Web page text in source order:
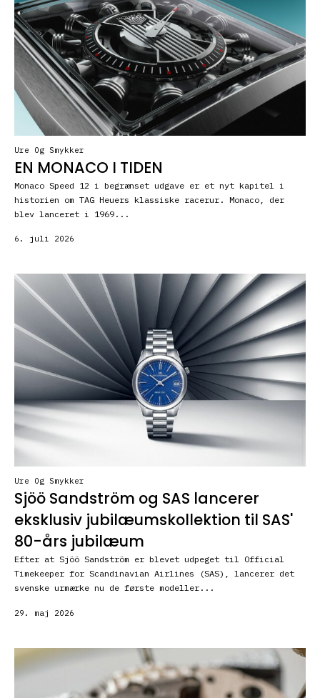
Ure Og Smykker
EN MONACO I TIDEN
Monaco Speed 12 i begrænset udgave er et nyt kapitel i
historien om TAG Heuers klassiske racerur. Monaco, der
blev lanceret i 1969...
6. juli 2026
Ure Og Smykker
Sjöö Sandström og SAS lancerer
eksklusiv jubilæumskollektion til SAS'
80-års jubilæum
Efter at Sjöö Sandström er blevet udpeget til Official
Timekeeper for Scandinavian Airlines (SAS), lancerer det
svenske urmærke nu de første modeller...
29. maj 2026